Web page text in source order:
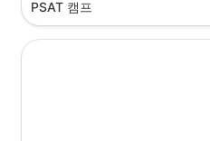
PSAT 캠프